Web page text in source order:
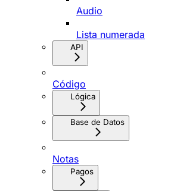
Audio
Lista numerada
API
Código
Lógica
Base de Datos
Notas
Pagos